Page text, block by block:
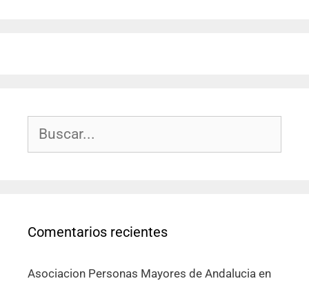
Comentarios recientes
Asociacion Personas Mayores de Andalucia en